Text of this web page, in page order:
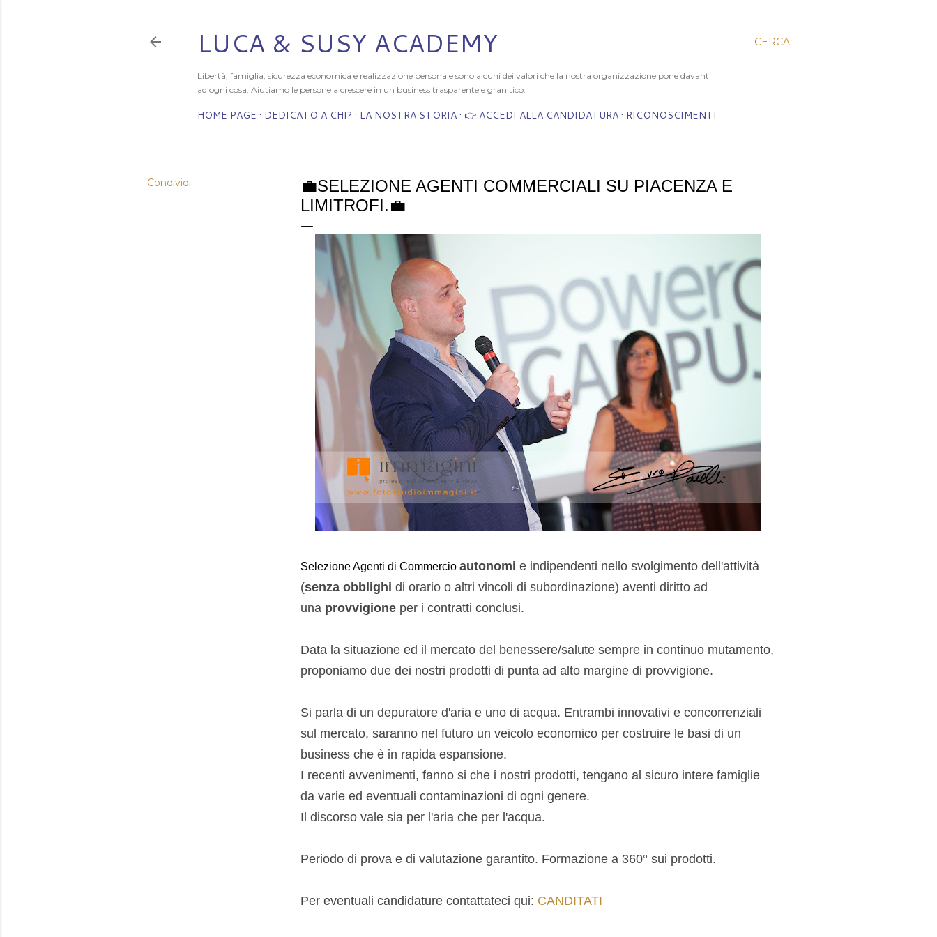
CERCA
LUCA & SUSY ACADEMY
Libertà, famiglia, sicurezza economica e realizzazione personale sono alcuni dei valori che la nostra organizzazione pone davanti
ad ogni cosa. Aiutiamo le persone a crescere in un business trasparente e granitico.
HOME PAGE DEDICATO A CHI? LA NOSTRA STORIA 👉 ACCEDI ALLA CANDIDATURA RICONOSCIMENTI
Condividi
💼SELEZIONE AGENTI COMMERCIALI SU PIACENZA E
LIMITROFI.💼
Selezione Agenti di Commercio autonomi e indipendenti nello svolgimento dell'attività
(senza obblighi di orario o altri vincoli di subordinazione) aventi diritto ad
una provvigione per i contratti conclusi.
Data la situazione ed il mercato del benessere/salute sempre in continuo mutamento,
proponiamo due dei nostri prodotti di punta ad alto margine di provvigione.
Si parla di un depuratore d'aria e uno di acqua. Entrambi innovativi e concorrenziali
sul mercato, saranno nel futuro un veicolo economico per costruire le basi di un
business che è in rapida espansione.
I recenti avvenimenti, fanno si che i nostri prodotti, tengano al sicuro intere famiglie
da varie ed eventuali contaminazioni di ogni genere.
Il discorso vale sia per l'aria che per l'acqua.
Periodo di prova e di valutazione garantito. Formazione a 360° sui prodotti.
Per eventuali candidature contattateci qui: CANDITATI